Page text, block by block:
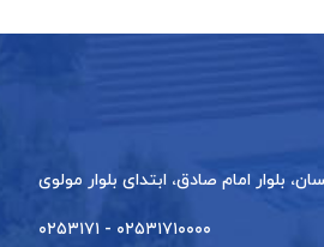
بلوار امام صادق، ابتدای بلوار مولوی
۰۲۵۳۱۷۱۰۰۰۰ - ۰۲۵۳۱۷۱